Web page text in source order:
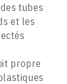
tubes
et les
propre